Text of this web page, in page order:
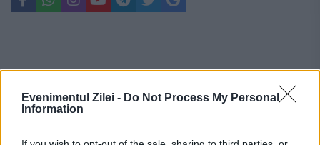
Evenimentul Zilei - Do Not Process My Personal
Information